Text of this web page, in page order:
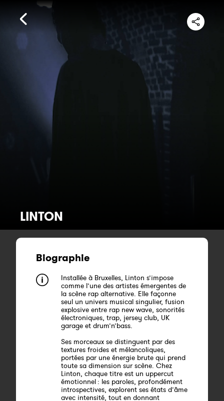
LINTON
Biographie
Installée à Bruxelles, Linton s’impose
comme l’une des artistes émergentes de
la scène rap alternative. Elle façonne
seul un univers musical singulier, fusion
explosive entre rap new wave, sonorités
électroniques, trap, jersey club, UK
garage et drum’n’bass.
Ses morceaux se distinguent par des
textures froides et mélancoliques,
portées par une énergie brute qui prend
toute sa dimension sur scène. Chez
Linton, chaque titre est un uppercut
émotionnel : les paroles, profondément
introspectives, explorent ses états d’âme
avec intensité, tout en donnant